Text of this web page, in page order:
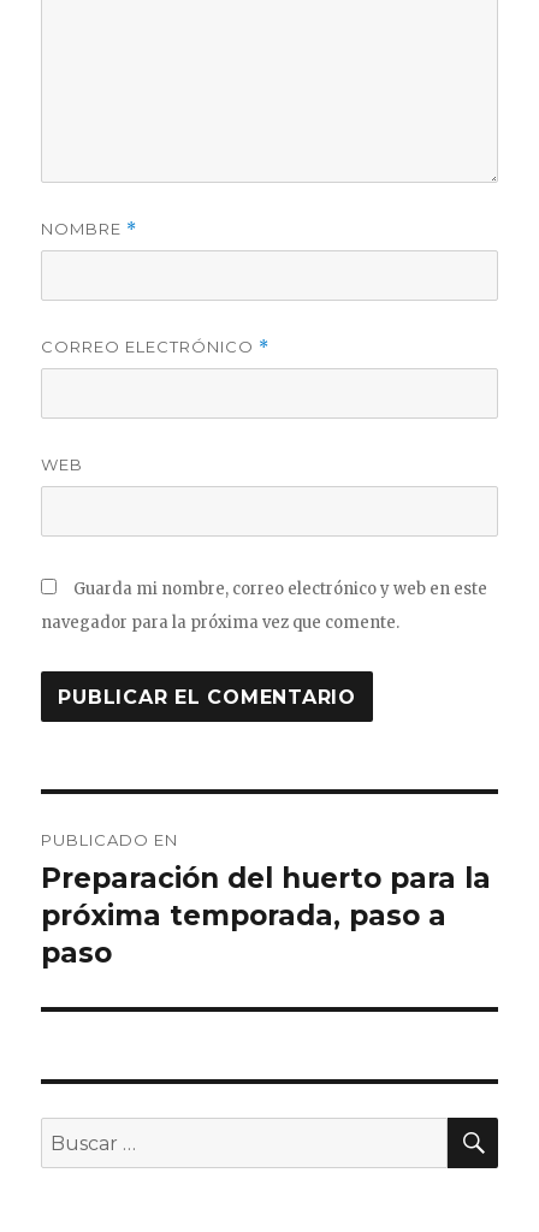
NOMBRE *
CORREO ELECTRÓNICO *
WEB
Guarda mi nombre, correo electrónico y web en este
navegador para la próxima vez que comente.
de
entradas
PUBLICADO EN
Preparación del huerto para la
próxima temporada, paso a
paso
Buscar
por: